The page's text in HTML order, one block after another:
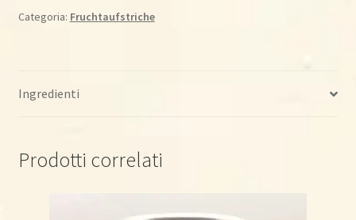
220
Categoria: Fruchtaufstriche
Ingredienti
Prodotti correlati